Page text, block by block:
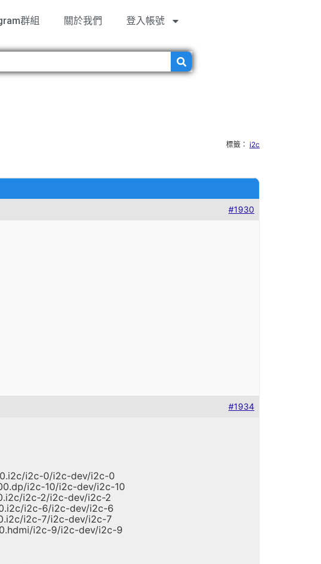
群組 關於我們 登入帳號
標籤： i2c
#1930
#1934
i2c-0/i2c-dev/i2c-0
i2c-10/i2c-dev/i2c-10
i2c-2/i2c-dev/i2c-2
i2c-6/i2c-dev/i2c-6
i2c-7/i2c-dev/i2c-7
i2c-9/i2c-dev/i2c-9